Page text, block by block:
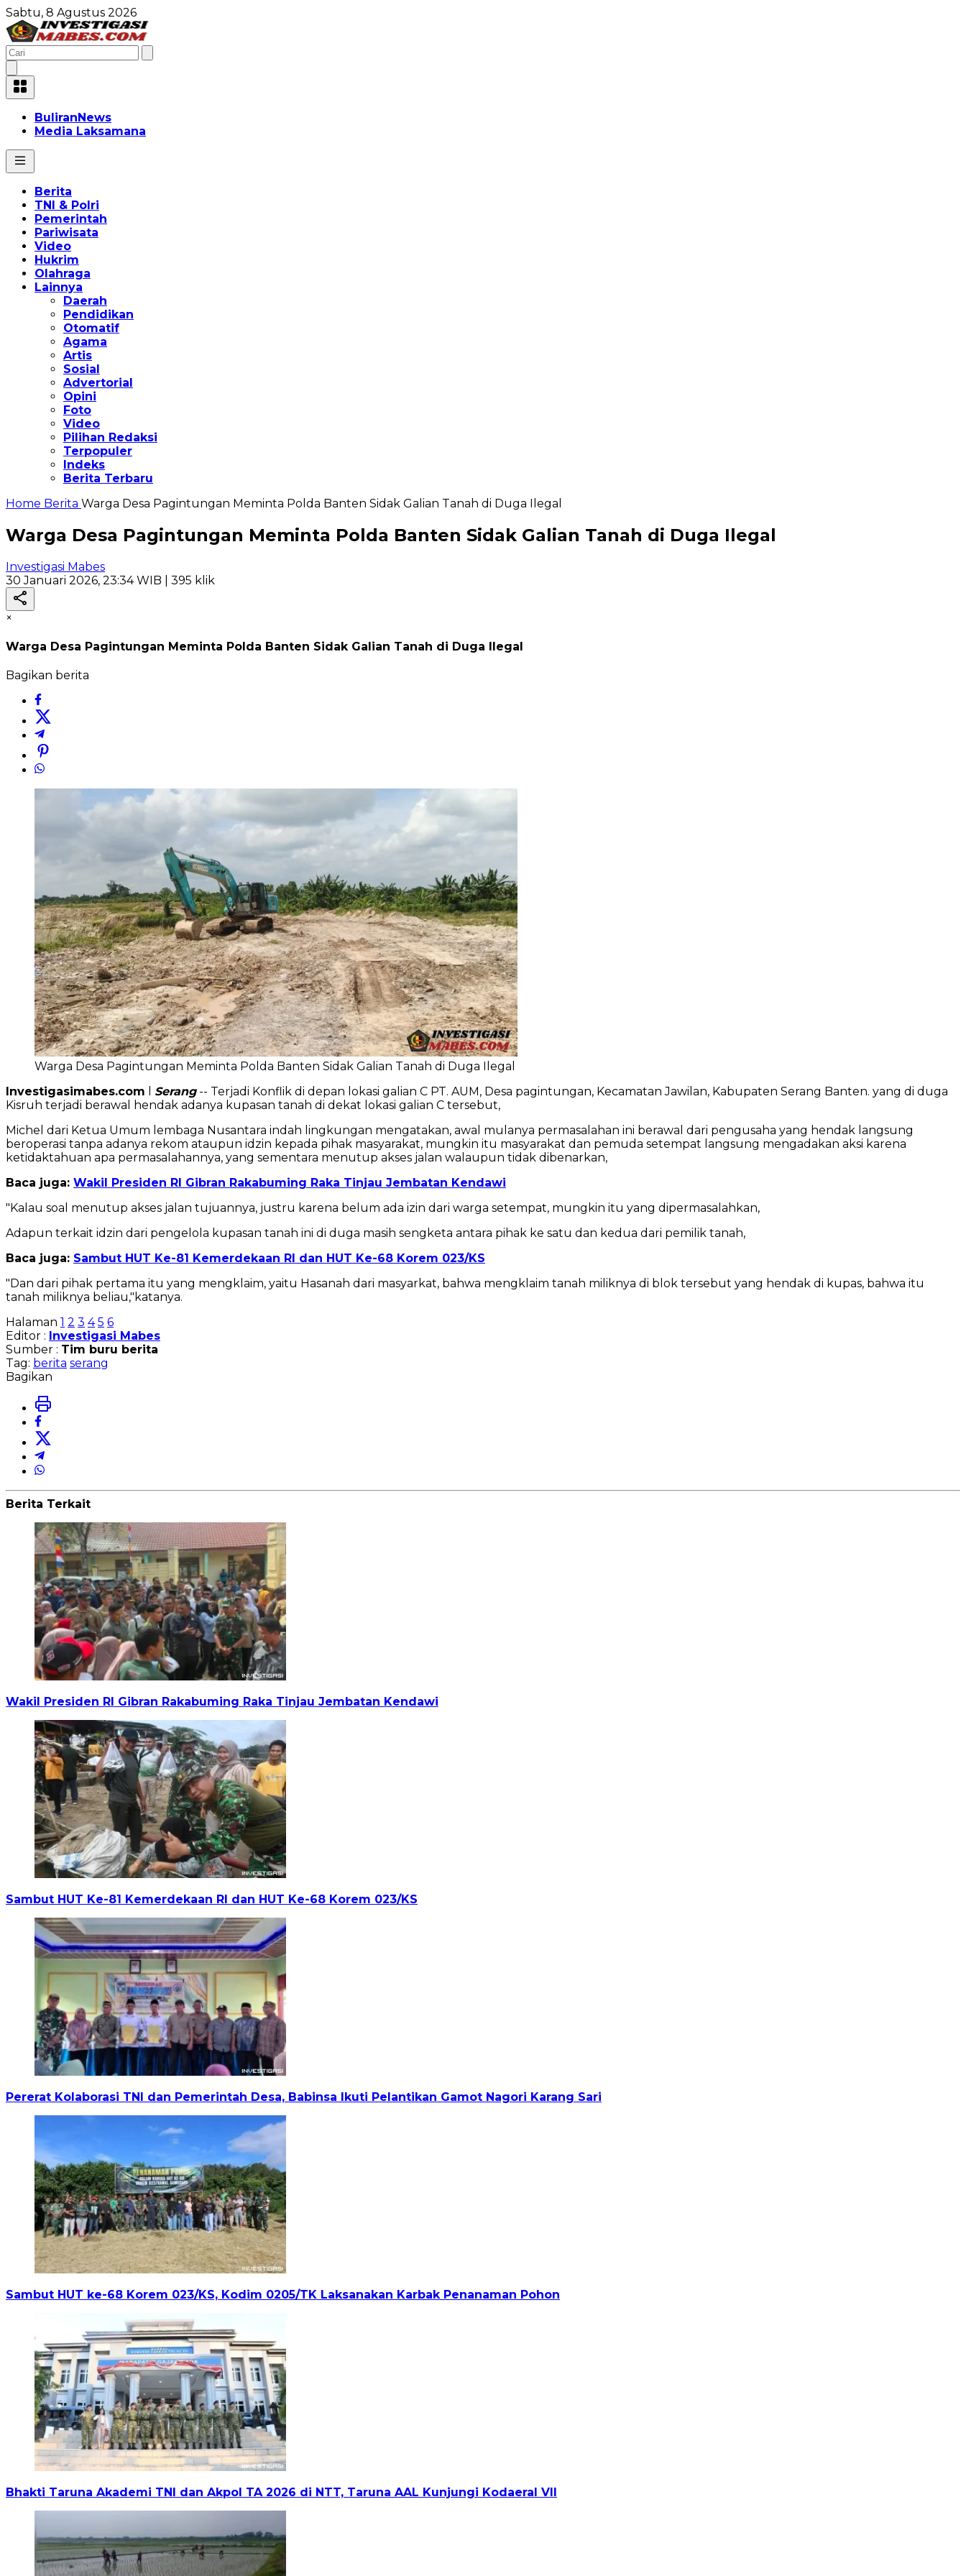
Sabtu, 8 Agustus 2026
BuliranNews
Media Laksamana
Berita
TNI & Polri
Pemerintah
Pariwisata
Video
Hukrim
Olahraga
Lainnya
Daerah
Pendidikan
Otomatif
Agama
Artis
Sosial
Advertorial
Opini
Foto
Video
Pilihan Redaksi
Terpopuler
Indeks
Berita Terbaru
Home Berita Warga Desa Pagintungan Meminta Polda Banten Sidak Galian Tanah di Duga Ilegal
Warga Desa Pagintungan Meminta Polda Banten Sidak Galian Tanah di Duga Ilegal
Investigasi Mabes
30 Januari 2026, 23:34 WIB | 395 klik
×
Warga Desa Pagintungan Meminta Polda Banten Sidak Galian Tanah di Duga Ilegal
Bagikan berita
Warga Desa Pagintungan Meminta Polda Banten Sidak Galian Tanah di Duga Ilegal
Investigasimabes.com
Serang-- Terjadi Konflik di depan lokasi galian C PT. AUM, Desa pagintungan, Kecamatan Jawilan, Kabupaten Serang Banten. yang di duga
Kisruh terjadi berawal hendak adanya kupasan tanah di dekat lokasi galian C tersebut,
Michel dari Ketua Umum lembaga Nusantara indah lingkungan mengatakan, awal mulanya permasalahan ini berawal dari pengusaha yang hendak langsung
beroperasi tanpa adanya rekom ataupun idzin kepada pihak masyarakat, mungkin itu masyarakat dan pemuda setempat langsung mengadakan aksi karena
ketidaktahuan apa permasalahannya, yang sementara menutup akses jalan walaupun tidak dibenarkan,
Baca juga: Wakil Presiden RI Gibran Rakabuming Raka Tinjau Jembatan Kendawi
"Kalau soal menutup akses jalan tujuannya, justru karena belum ada izin dari warga setempat, mungkin itu yang dipermasalahkan,
Adapun terkait idzin dari pengelola kupasan tanah ini di duga masih sengketa antara pihak ke satu dan kedua dari pemilik tanah,
Baca juga: Sambut HUT Ke-81 Kemerdekaan RI dan HUT Ke-68 Korem 023/KS
"Dan dari pihak pertama itu yang mengklaim, yaitu Hasanah dari masyarkat, bahwa mengklaim tanah miliknya di blok tersebut yang hendak di kupas, bahwa itu
tanah miliknya beliau,"katanya.
Halaman 1 2 3 4 5 6
Editor : Investigasi Mabes
Sumber : Tim buru berita
Tag: berita serang
Bagikan
Berita Terkait
Wakil Presiden RI Gibran Rakabuming Raka Tinjau Jembatan Kendawi
Sambut HUT Ke-81 Kemerdekaan RI dan HUT Ke-68 Korem 023/KS
Pererat Kolaborasi TNI dan Pemerintah Desa, Babinsa Ikuti Pelantikan Gamot Nagori Karang Sari
Sambut HUT ke-68 Korem 023/KS, Kodim 0205/TK Laksanakan Karbak Penanaman Pohon
Bhakti Taruna Akademi TNI dan Akpol TA 2026 di NTT, Taruna AAL Kunjungi Kodaeral VII